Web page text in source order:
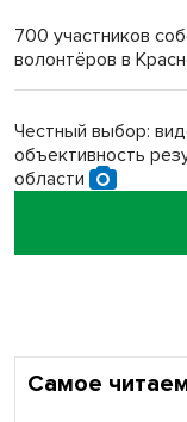
Обновлённое
700 участников
волонтёров в
Честный выбор:
объективность
области
Кибертанки пошли
Самое